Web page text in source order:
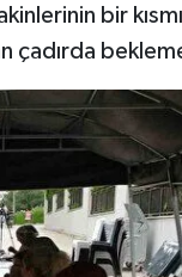
bir
çadırda